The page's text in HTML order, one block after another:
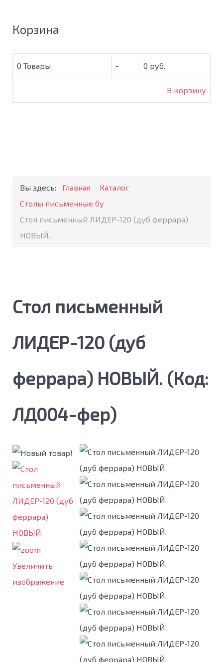
Корзина
0 Товары - 0 руб.
В корзину
Вы здесь: Главная
Каталог
Столы письменные бу
Стол письменный ЛИДЕР-120 (дуб феррара)
НОВЫЙ.
Стол письменный
ЛИДЕР-120 (дуб
феррара) НОВЫЙ. (Код:
ЛД004-фер)
Увеличить
изображение